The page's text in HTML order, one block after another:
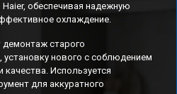
обеспечивая надежную
охлаждение.
старого
установку нового с соблюдением
качества. Используется
для аккуратного